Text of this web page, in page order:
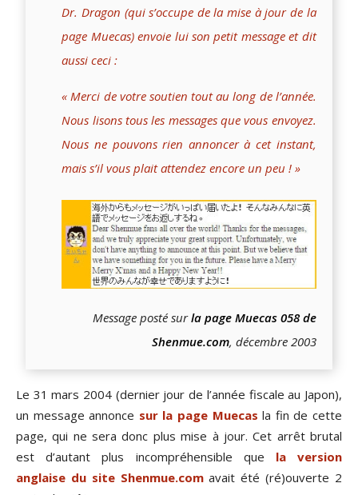
Dr. Dragon (qui s’occupe de la mise à jour de la
page Muecas) envoie lui son petit message et dit
aussi ceci :
« Merci de votre soutien tout au long de l’année.
Nous lisons tous les messages que vous envoyez.
Nous ne pouvons rien annoncer à cet instant,
mais s’il vous plait attendez encore un peu ! »
Message posté surla page Muecas 058 de
Shenmue.com, décembre 2003
Le 31 mars 2004 (dernier jour de l’année fiscale au Japon),
un message annonce sur la page Muecas la fin de cette
page, qui ne sera donc plus mise à jour. Cet arrêt brutal
est d’autant plus incompréhensible que la version
anglaise du site Shenmue.comavait été (ré)ouverte 2